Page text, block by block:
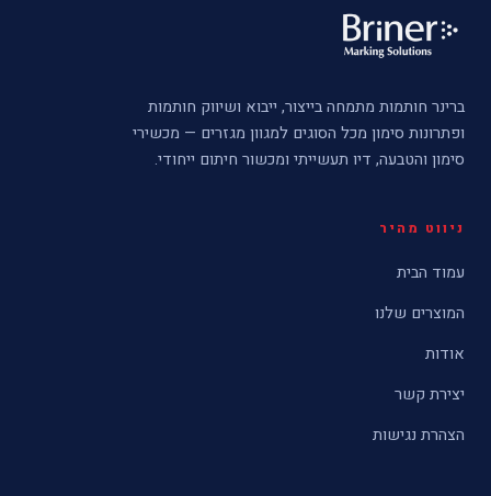
ברינר חותמות מתמחה בייצור, ייבוא ושיווק חותמות
ופתרונות סימון מכל הסוגים למגוון מגזרים — מכשירי
סימון והטבעה, דיו תעשייתי ומכשור חיתום ייחודי.
ניווט מהיר
עמוד הבית
המוצרים שלנו
אודות
יצירת קשר
הצהרת נגישות